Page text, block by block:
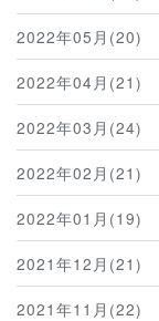
2022年05月(20)
2022年04月(21)
2022年03月(24)
2022年02月(21)
2022年01月(19)
2021年12月(21)
2021年11月(22)